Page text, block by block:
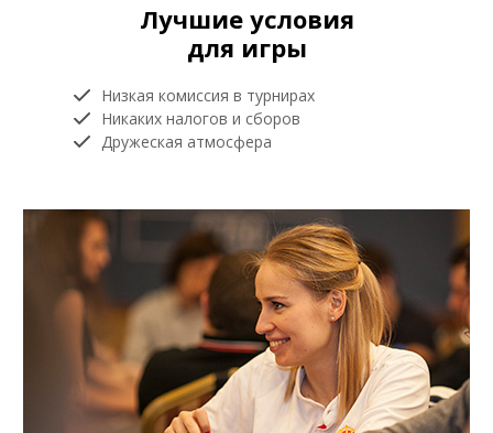
Лучшие условия
для игры
Низкая комиссия в турнирах
Никаких налогов и сборов
Дружеская атмосфера